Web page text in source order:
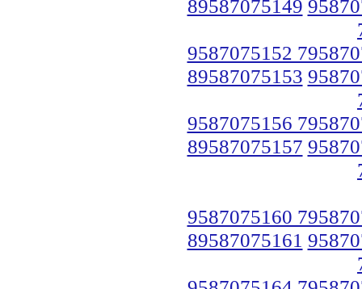
89587075149
9587075152
89587075153
9587075156
89587075157
9587075160
89587075161